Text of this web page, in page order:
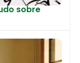
sobre